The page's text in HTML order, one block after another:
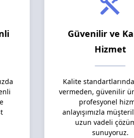
Güvenilir ve
Hizmet
Kalite
vermeden, güvenilir
profesyonel
anlayışımızla
uzun vadeli
sunuyoruz.